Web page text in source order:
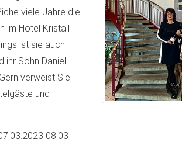
viele Jahre die
im Hotel Kristall
ist sie auch
ihr Sohn Daniel
verweist Sie
und
08:03